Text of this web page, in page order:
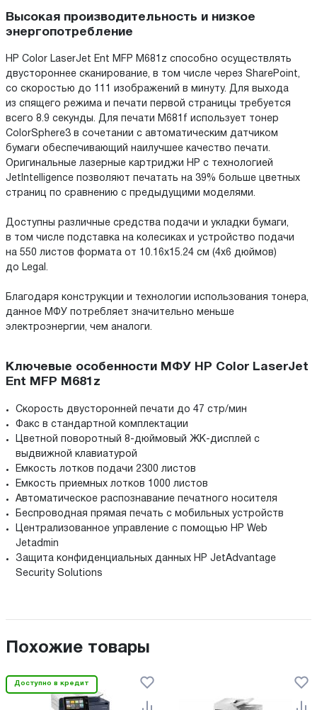
Высокая производительность и низкое
энергопотребление
HP Color LaserJet Ent MFP M681z способно осуществлять
двустороннее сканирование, в том числе через SharePoint,
со скоростью до 111 изображений в минуту. Для выхода
из спящего режима и печати первой страницы требуется
всего 8.9 секунды. Для печати M681f использует тонер
ColorSphere3 в сочетании с автоматическим датчиком
бумаги обеспечивающий наилучшее качество печати.
Оригинальные лазерные картриджи HP с технологией
JetIntelligence позволяют печатать на 39% больше цветных
страниц по сравнению с предыдущими моделями.
Доступны различные средства подачи и укладки бумаги,
в том числе подставка на колесиках и устройство подачи
на 550 листов формата от 10.16x15.24 см (4x6 дюймов)
до Legal.
Благодаря конструкции и технологии использования тонера,
данное МФУ потребляет значительно меньше
электроэнергии, чем аналоги.
Ключевые особенности МФУ HP Color LaserJet
Ent MFP M681z
Скорость двусторонней печати до 47 стр/мин
Факс в стандартной комплектации
Цветной поворотный 8-дюймовый ЖК-дисплей с
выдвижной клавиатурой
Емкость лотков подачи 2300 листов
Емкость приемных лотков 1000 листов
Автоматическое распознавание печатного носителя
Беспроводная прямая печать с мобильных устройств
Централизованное управление с помощью HP Web
Jetadmin
Защита конфиденциальных данных HP JetAdvantage
Security Solutions
Похожие товары
Доступно в кредит